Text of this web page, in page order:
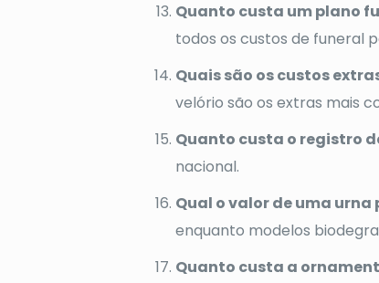
Quanto custa um plano
todos os custos de funeral
Quais são os custos
velório são os extras mais
Quanto custa o registro
nacional.
Qual o valor de uma
enquanto modelos
Quanto custa a